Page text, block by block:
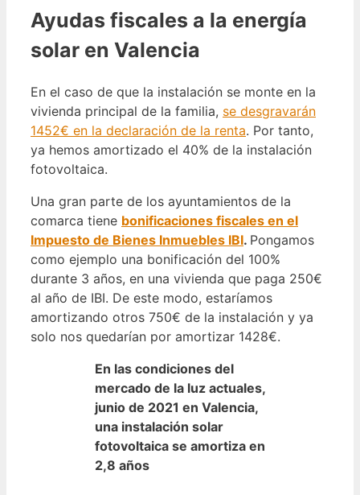
Ayudas fiscales a la energía
solar en Valencia
En el caso de que la instalación se monte en la
vivienda principal de la familia, se desgravarán
1452€ en la declaración de la renta. Por tanto,
ya hemos amortizado el 40% de la instalación
fotovoltaica.
Una gran parte de los ayuntamientos de la
comarca tiene bonificaciones fiscales en el
Impuesto de Bienes Inmuebles IBI. Pongamos
como ejemplo una bonificación del 100%
durante 3 años, en una vivienda que paga 250€
al año de IBI. De este modo, estaríamos
amortizando otros 750€ de la instalación y ya
solo nos quedarían por amortizar 1428€.
En las condiciones del
mercado de la luz actuales,
junio de 2021 en Valencia,
una instalación solar
fotovoltaica se amortiza en
2,8 años